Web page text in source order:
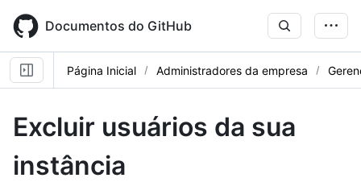
main
content
Documentos do GitHub
Página Inicial Administradores da empresa
Excluir usuários da sua
instância